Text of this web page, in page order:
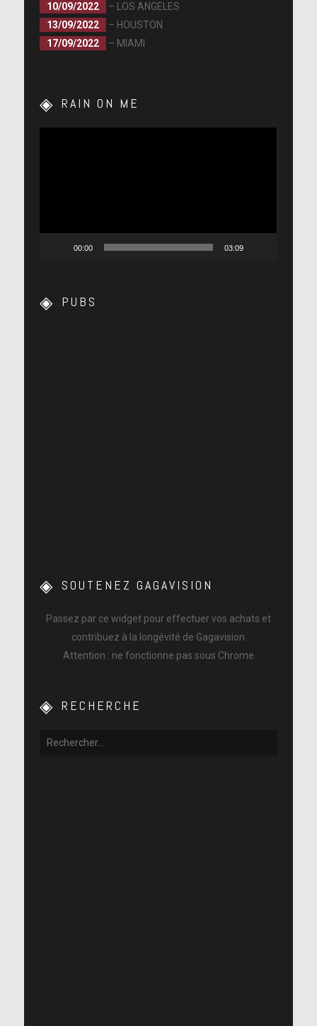
10/09/2022
– LOS ANGELES
13/09/2022
– HOUSTON
17/09/2022
– MIAMI
RAIN ON ME
00:00 03:09
PUBS
SOUTENEZ GAGAVISION
Passez par ce widget pour effectuer vos achats et
contribuez à la longévité de Gagavision
Attention : ne fonctionne pas sous Chrome
RECHERCHE